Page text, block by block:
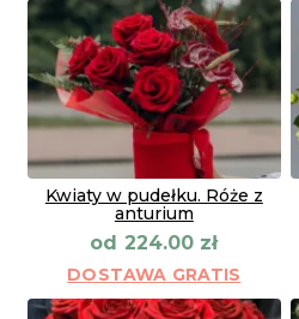
Kwiaty w pudełku. Róże z
anturium
od 224.00 zł
DOSTAWA GRATIS